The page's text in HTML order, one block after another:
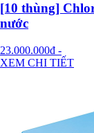
[10 thùng]
nước
23.000.000đ -
XEM CHI TIẾT